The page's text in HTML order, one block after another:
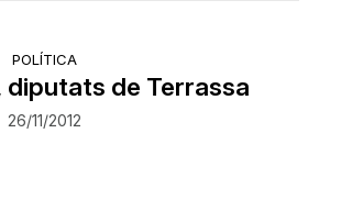
POLÍTICA
diputats de Terrassa
26/11/2012